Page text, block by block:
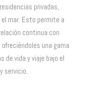
privadas,
el mar. Esto permite a
continua con
una gama
de vida y viaje bajo el
servicio.